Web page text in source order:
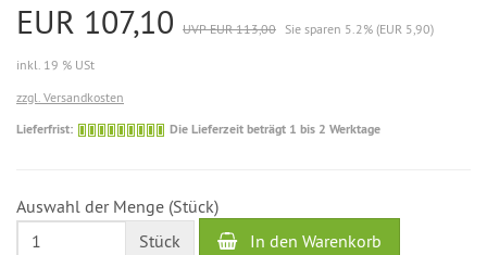
EUR 107,10 UVP EUR 113,00 Sie sparen 5.2% (EUR 5,90)
inkl. 19 % USt
zzgl. Versandkosten
Lieferfrist:
Die
bis
2
Werktage
Die Lieferzeit beträgt 1 bis 2 Werktage
Auswahl der Menge (Stück)
Stück
In den Warenkorb